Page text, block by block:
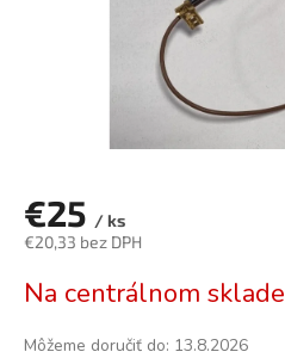
€25 / ks
€20,33 bez DPH
cena:
Na centrálnom sklade
Môžeme doručiť do: 13.8.2026